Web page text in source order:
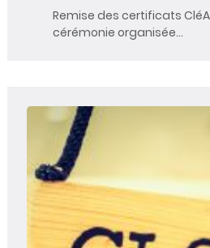
Remise des certificats
cérémonie organisée…